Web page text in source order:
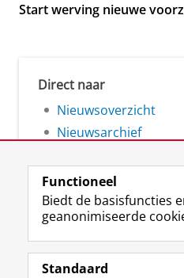
Start werving nieuwe
Direct naar
Nieuwsoverzicht
Nieuwsarchief
Volg de RUG
Functioneel
Biedt de basisfuncties
geanonimiseerde
Standaard